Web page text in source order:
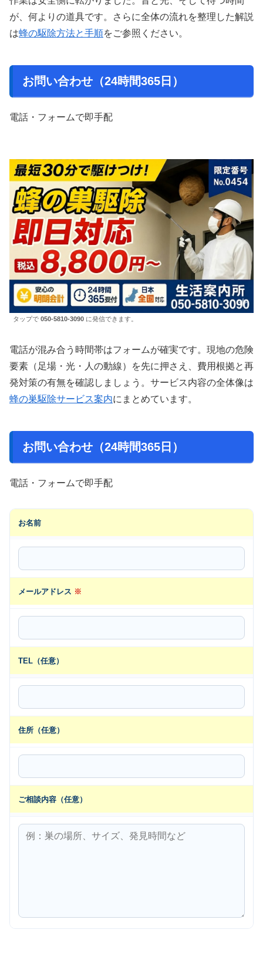
が、何よりの道具です。さらに全体の流れを整理した解説
は蜂の駆除方法と手順をご参照ください。
お問い合わせ（24時間365日）
電話・フォームで即手配
タップで 050-5810-3090 に発信できます。
電話が混み合う時間帯はフォームが確実です。現地の危険
要素（足場・光・人の動線）を先に押さえ、費用根拠と再
発対策の有無を確認しましょう。サービス内容の全体像は
蜂の巣駆除サービス案内にまとめています。
お問い合わせ（24時間365日）
電話・フォームで即手配
お名前
メールアドレス ※
TEL（任意）
住所（任意）
ご相談内容（任意）